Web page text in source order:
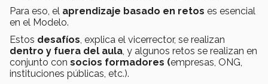
Para eso, el aprendizaje basado en retos es esencial
en el Modelo.
Estos desafíos , explica el vicerrector, se realizan
dentro y fuera del aula , y algunos retos se realizan en
conjunto con socios formadores (empresas, ONG,
instituciones públicas, etc.).